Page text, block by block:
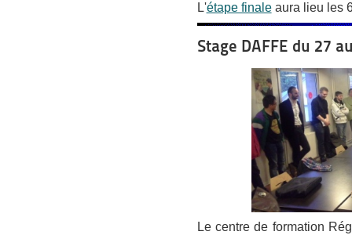
L'étape finaleaura lieu les
Stage DAFFE du 27
Le centre de formation